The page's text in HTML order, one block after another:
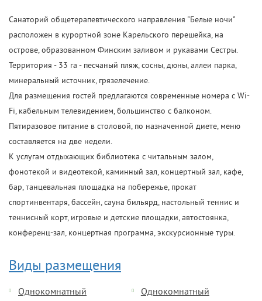
Санаторий общетерапевтического направления "Белые ночи"
расположен в курортной зоне Карельского перешейка, на
острове, образованном Финским заливом и рукавами Сестры.
Территория - 33 га - песчаный пляж, сосны, дюны, аллеи парка,
минеральный источник, грязелечение.
Для размещения гостей предлагаются современные номера с Wi-
Fi, кабельным телевидением, большинство с балконом.
Пятиразовое питание в столовой, по назначенной диете, меню
составляется на две недели.
К услугам отдыхающих библиотека с читальным залом,
фонотекой и видеотекой, каминный зал, концертный зал, кафе,
бар, танцевальная площадка на побережье, прокат
спортинвентаря, бассейн, сауна бильярд, настольный теннис и
теннисный корт, игровые и детские площадки, автостоянка,
конференц-зал, концертная программа, экскурсионные туры.
Виды размещения
Однокомнатный
Однокомнатный